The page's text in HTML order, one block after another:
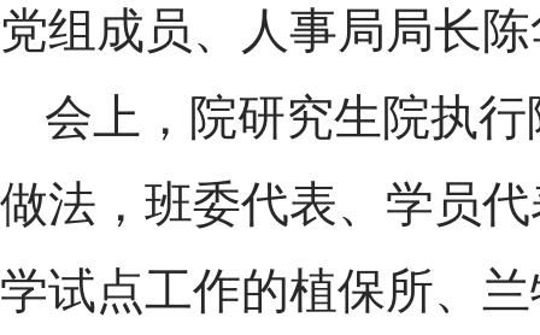
党组成员、人事局局长
会上，院研究生院执
做法，班委代表、学员
学试点工作的植保所、